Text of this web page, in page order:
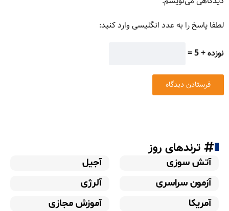
لطفا پاسخ را به عدد انگلیسی وارد کنید:
نوزده + 5 =
ترندهای روز
آتش سوزی
آجیل
آزمون سراسری
آلرژی
آمریکا
آموزش مجازی